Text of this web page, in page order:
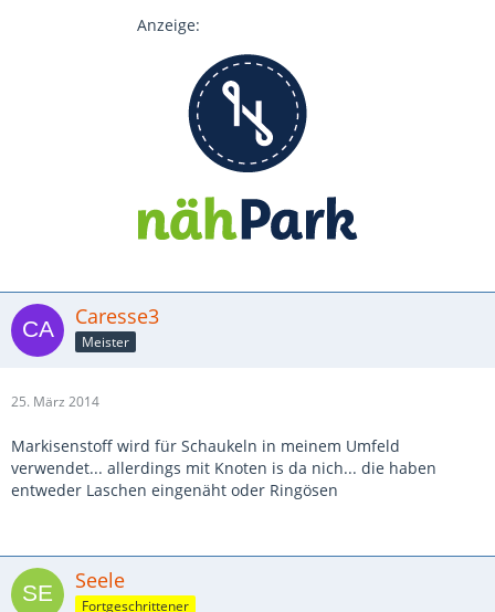
Anzeige:
Caresse3
Meister
25. März 2014
Markisenstoff wird für Schaukeln in meinem Umfeld
verwendet... allerdings mit Knoten is da nich... die haben
entweder Laschen eingenäht oder Ringösen
Seele
Fortgeschrittener